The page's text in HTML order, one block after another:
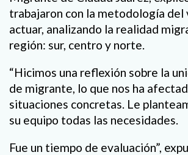
trabajaron con la metodología del
actuar, analizando la realidad
región: sur, centro y norte.
“Hicimos una reflexión sobre la
de migrante, lo que nos ha
situaciones concretas. Le
su equipo todas las necesidades.
Fue un tiempo de evaluación”,